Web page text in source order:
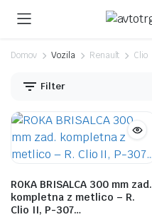
Domov Vozila Renault Clio
Filter
ROKA BRISALCA 300 mm zad.
kompletna z metlico – R.
Clio II, P-307…